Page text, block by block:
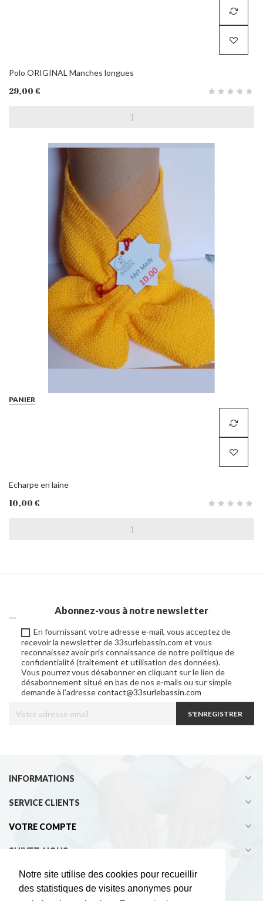
Notre site utilise des cookies pour recueillir
des statistiques de visites anonymes pour
Polo ORIGINAL Manches longues
29,00 €
PANIER
Echarpe en laine
10,00 €
Abonnez-vous à notre newsletter
En fournissant votre adresse e-mail, vous acceptez de
recevoir la newsletter de 33surlebassin.com et vous
reconnaissez avoir pris connaissance de notre politique de
confidentialité (traitement et utilisation des données).
Vous pourrez vous désabonner en cliquant sur le lien de
désabonnement situé en bas de nos e-mails ou sur simple
demande à l'adressecontact@33surlebassin.com
S'ENREGISTRER
INFORMATIONS 
SERVICE CLIENTS 
VOTRE COMPTE 
SUIVEZ-NOUS 